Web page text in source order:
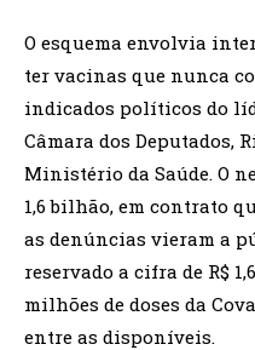
O esquema envolvia
ter vacinas que nunca
indicados políticos do
Câmara dos Deputados,
Ministério da Saúde. O
1,6 bilhão, em contrato
as denúncias vieram a
reservado a cifra de R$
milhões de doses da
entre as disponíveis.